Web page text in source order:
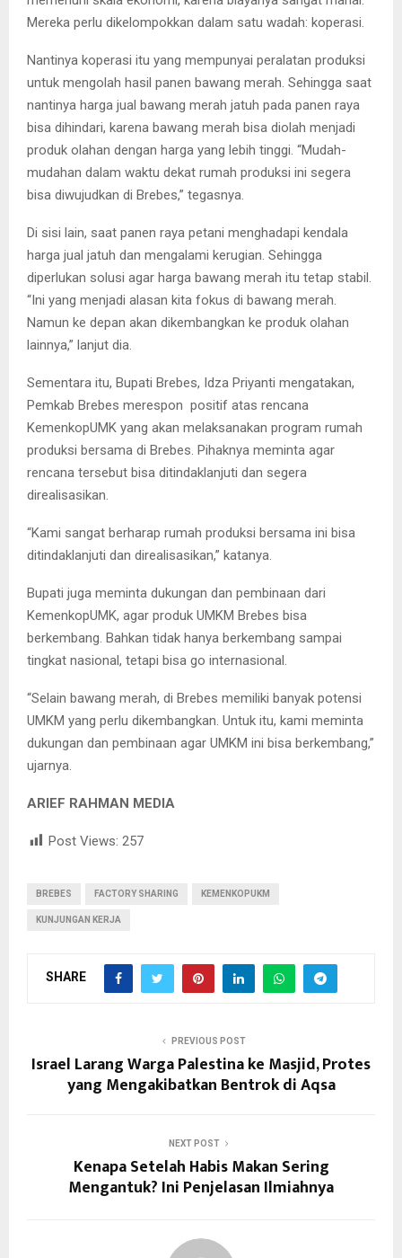
Mereka perlu dikelompokkan dalam satu wadah: koperasi.
Nantinya koperasi itu yang mempunyai peralatan produksi
untuk mengolah hasil panen bawang merah. Sehingga saat
nantinya harga jual bawang merah jatuh pada panen raya
bisa dihindari, karena bawang merah bisa diolah menjadi
produk olahan dengan harga yang lebih tinggi. “Mudah-
mudahan dalam waktu dekat rumah produksi ini segera
bisa diwujudkan di Brebes,” tegasnya.
Di sisi lain, saat panen raya petani menghadapi kendala
harga jual jatuh dan mengalami kerugian. Sehingga
diperlukan solusi agar harga bawang merah itu tetap stabil.
“Ini yang menjadi alasan kita fokus di bawang merah.
Namun ke depan akan dikembangkan ke produk olahan
lainnya,” lanjut dia.
Sementara itu, Bupati Brebes, Idza Priyanti mengatakan,
Pemkab Brebes merespon positif atas rencana
KemenkopUMK yang akan melaksanakan program rumah
produksi bersama di Brebes. Pihaknya meminta agar
rencana tersebut bisa ditindaklanjuti dan segera
direalisasikan.
“Kami sangat berharap rumah produksi bersama ini bisa
ditindaklanjuti dan direalisasikan,” katanya.
Bupati juga meminta dukungan dan pembinaan dari
KemenkopUMK, agar produk UMKM Brebes bisa
berkembang. Bahkan tidak hanya berkembang sampai
tingkat nasional, tetapi bisa go internasional.
“Selain bawang merah, di Brebes memiliki banyak potensi
UMKM yang perlu dikembangkan. Untuk itu, kami meminta
dukungan dan pembinaan agar UMKM ini bisa berkembang,”
ujarnya.
ARIEF RAHMAN MEDIA
Post Views: 257
BREBES FACTORY SHARING KEMENKOPUKM
KUNJUNGAN KERJA
SHARE
PREVIOUS POST
Israel Larang Warga Palestina ke Masjid, Protes
yang Mengakibatkan Bentrok di Aqsa
NEXT POST
Kenapa Setelah Habis Makan Sering
Mengantuk? Ini Penjelasan Ilmiahnya